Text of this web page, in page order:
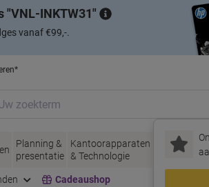
VNL-INKTW31
vanaf €99,-.
Planning &
presentatie
Kantoorapparaten
& Technologie
Inkt &
Toner
&
Cadeaushop